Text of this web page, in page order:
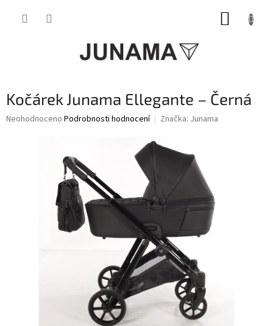
Kočárek Junama Ellegante – Černá
Průměrné
Neohodnoceno Podrobnosti hodnocení Značka: Junama